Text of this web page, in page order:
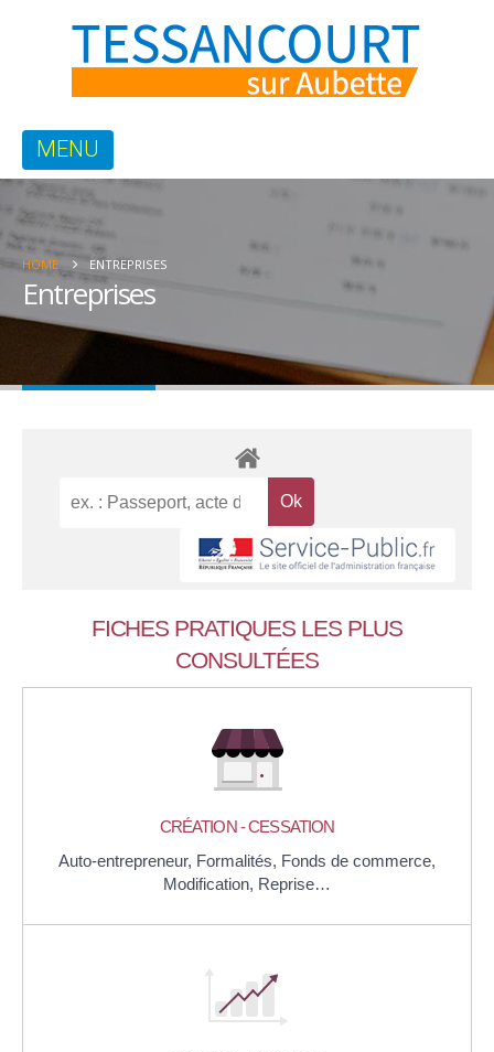
HOME ENTREPRISES
Entreprises
FICHES PRATIQUES LES PLUS
CONSULTÉES
CRÉATION - CESSATION
Auto-entrepreneur, Formalités, Fonds de commerce,
Modification, Reprise…